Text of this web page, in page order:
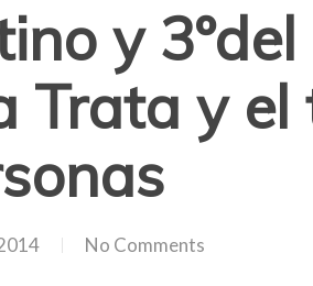
y
Trata y
No Comments